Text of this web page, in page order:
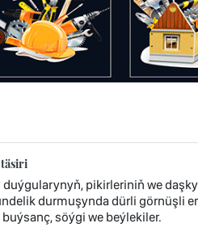
täsiri
pikirleriniň we
durmuşynda dürli görnüşli
söýgi we beýlekiler.